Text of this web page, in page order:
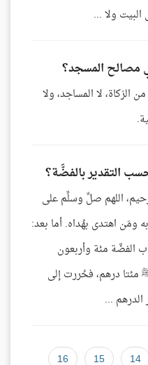
مصالح المسجد؟
الزكاة، لا المساجد، ولا
التقدير بالفضَّة؟
اللهم صلِّ وسلِّم على
ومَن اهتدى بهُداه. أما بعد:
الفضَّة مئة وأربعون
مئتا درهم، فحُررت إلى
الدرهم ...
14
15
16